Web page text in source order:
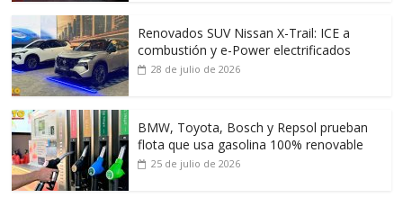
Renovados SUV Nissan X-Trail: ICE a
combustión y e-Power electrificados
28 de julio de 2026
BMW, Toyota, Bosch y Repsol prueban
flota que usa gasolina 100% renovable
25 de julio de 2026